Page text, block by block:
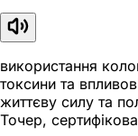
використання
токсини та
життєву силу та
Точер,